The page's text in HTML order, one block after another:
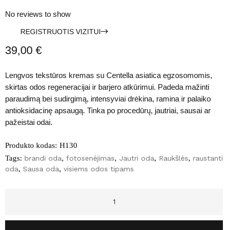
No reviews to show
REGISTRUOTIS VIZITUI
39,00 €
Lengvos tekstūros kremas su Centella asiatica egzosomomis,
skirtas odos regeneracijai ir barjero atkūrimui. Padeda mažinti
paraudimą bei sudirgimą, intensyviai drėkina, ramina ir palaiko
antioksidacinę apsaugą. Tinka po procedūrų, jautriai, sausai ar
pažeistai odai.
Produkto kodas: H130
Tags: brandi oda, fotosenėjimas, Jautri oda, Raukšlės, raustanti
oda, Sausa oda, visiems odos tipams